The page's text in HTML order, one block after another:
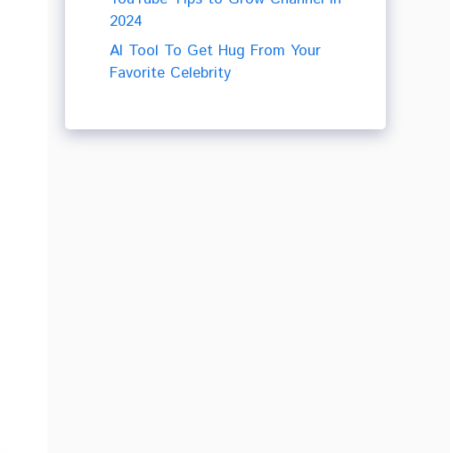
2024
AI Tool To Get Hug From Your
Favorite Celebrity